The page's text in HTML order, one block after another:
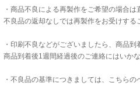
・商品不良による再製作をご希望の場合
不良品の返却なしでは再製作をお受けする
・印刷不良などがございましたら、商品
商品到着後1週間経過後のご連絡にはいか
・不良品の基準につきましては、 こちらの